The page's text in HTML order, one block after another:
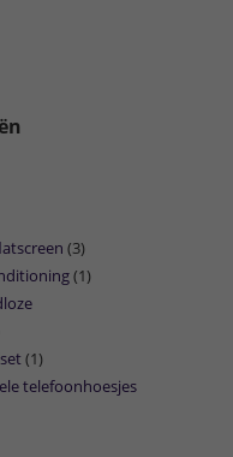
(3)
(1)
(1)
telefoonhoesjes